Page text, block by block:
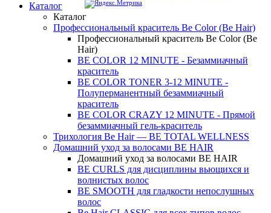
Каталог
Каталог
Профессиональный краситель Be Color (Be Hair)
Профессиональный краситель Be Color (Be
Hair)
BE COLOR 12 MINUTE - Безаммиачный
краситель
BE COLOR TONER 3-12 MINUTE -
Полуперманентный безаммиачный
краситель
BE COLOR CRAZY 12 MINUTE - Прямой
безаммиачный гель-краситель
Трихология Be Hair — BE TOTAL WELLNESS
Домашний уход за волосами BE HAIR
Домашний уход за волосами BE HAIR
BE CURLS для дисциплины вьющихся и
волнистых волос
BE SMOOTH для гладкости непослушных
волос